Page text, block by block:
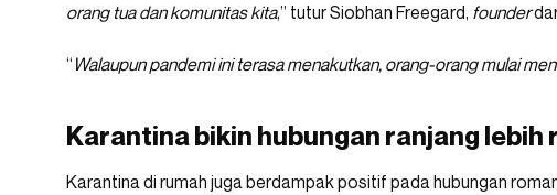
orang tua dan komunitas kita,” tutur Siobhan Freegard, founder
“ Walaupun pandemi ini terasa menakutkan, orang-orang mulai
Karantina bikin hubungan ranjang lebih
Karantina di rumah juga berdampak positif pada hubungan